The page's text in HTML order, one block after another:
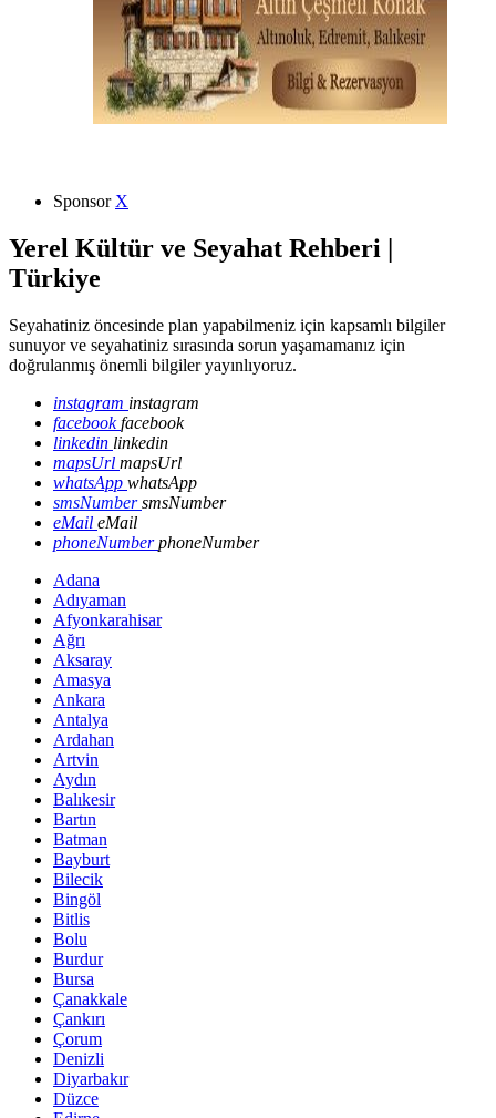
Sponsor X
Yerel Kültür ve Seyahat Rehberi |
Türkiye
Seyahatiniz öncesinde plan yapabilmeniz için kapsamlı bilgiler
sunuyor ve seyahatiniz sırasında sorun yaşamamanız için
doğrulanmış önemli bilgiler yayınlıyoruz.
instagram instagram
facebookfacebook
linkedin linkedin
mapsUrl mapsUrl
whatsApp whatsApp
smsNumbersmsNumber
eMail eMail
phoneNumberphoneNumber
Adana
Adıyaman
Afyonkarahisar
Ağrı
Aksaray
Amasya
Ankara
Antalya
Ardahan
Artvin
Aydın
Balıkesir
Bartın
Batman
Bayburt
Bilecik
Bingöl
Bitlis
Bolu
Burdur
Bursa
Çanakkale
Çankırı
Çorum
Denizli
Diyarbakır
Düzce